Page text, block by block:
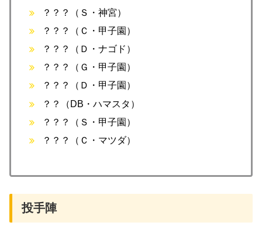
？？？（Ｓ・神宮）
？？？（Ｃ・甲子園）
？？？（Ｄ・ナゴド）
？？？（Ｇ・甲子園）
？？？（Ｄ・甲子園）
？？（DB・ハマスタ）
？？？（Ｓ・甲子園）
？？？（Ｃ・マツダ）
投手陣